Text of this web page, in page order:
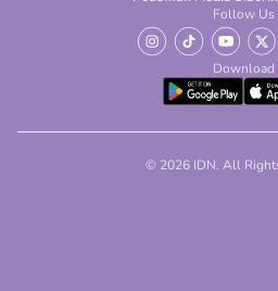
Follow Us
Download
© 2026 IDN. All